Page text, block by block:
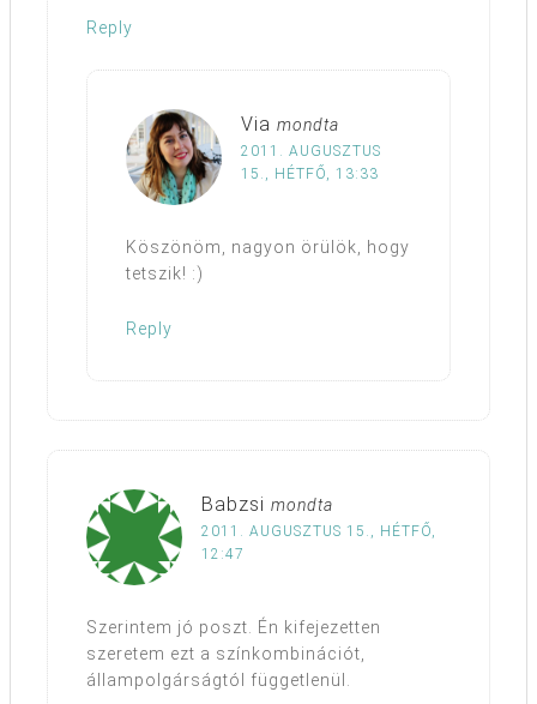
Reply
Via mondta
2011. AUGUSZTUS
15., HÉTFŐ, 13:33
Köszönöm, nagyon örülök, hogy
tetszik! :)
Reply
Babzsi mondta
2011. AUGUSZTUS 15., HÉTFŐ,
12:47
Szerintem jó poszt. Én kifejezetten
szeretem ezt a színkombinációt,
állampolgárságtól függetlenül.